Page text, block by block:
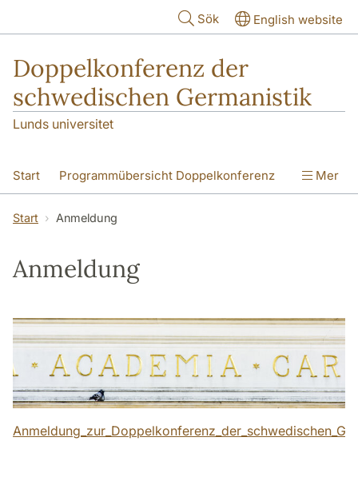
Sök English website
Doppelkonferenz der
schwedischen Germanistik
Lunds universitet
Start Programmübersicht Doppelkonferenz
Programm Text im Kontext
Anmeldung Hotels
Mer
Start Anmeldung
Anmeldung